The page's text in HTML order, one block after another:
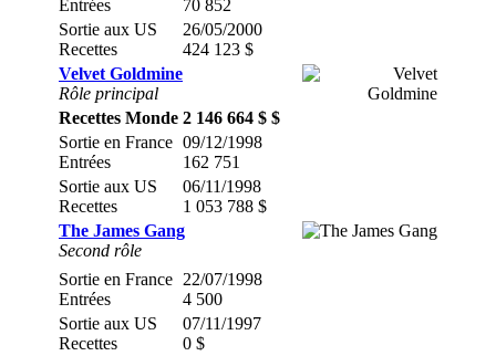
Entrées
70 852
Sortie aux US
Recettes
26/05/2000
424 123 $
Velvet Goldmine
Rôle principal
Recettes Monde 2 146 664 $ $
Sortie en France
Entrées
09/12/1998
162 751
Sortie aux US
Recettes
06/11/1998
1 053 788 $
The James Gang
Second rôle
Sortie en France
Entrées
22/07/1998
4 500
Sortie aux US
Recettes
07/11/1997
0 $